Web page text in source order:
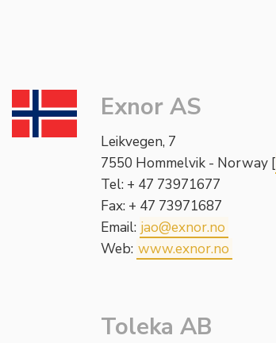
Exnor AS
Leikvegen, 7
7550 Hommelvik - Norway [
Tel: + 47 73971677
Fax: + 47 73971687
Email: jao@exnor.no
Web: www.exnor.no
Toleka AB